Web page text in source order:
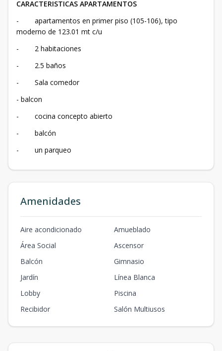
CARACTERISTICAS APARTAMENTOS
- apartamentos en primer piso (105-106), tipo
moderno de 123.01 mt c/u
- 2 habitaciones
- 2.5 baños
- Sala comedor
- balcon
- cocina concepto abierto
- balcón
- un parqueo
Amenidades
Aire acondicionado
Amueblado
Área Social
Ascensor
Balcón
Gimnasio
Jardín
Línea Blanca
Lobby
Piscina
Recibidor
Salón Multiusos